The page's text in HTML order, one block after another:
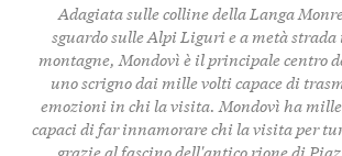
Adagiata sulle colline della Langa
sguardo sulle Alpi Liguri e a metà strada
montagne, Mondovì è il principale centro
uno scrigno dai mille volti capace di
emozioni in chi la visita. Mondovì ha
capaci di far innamorare chi la visita per